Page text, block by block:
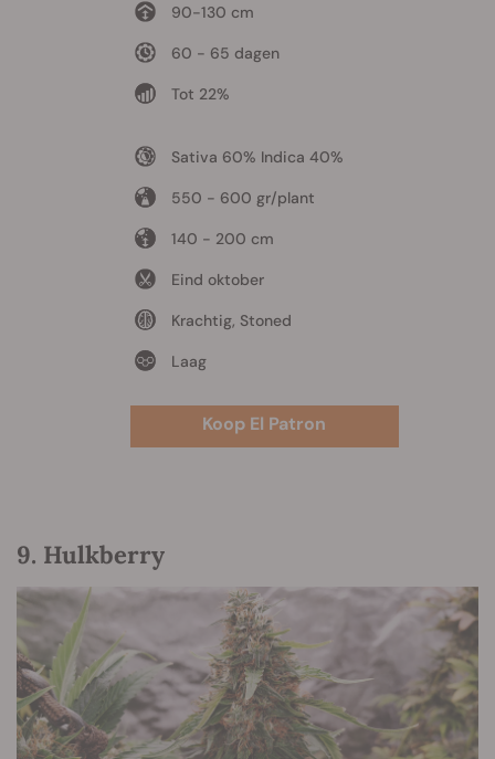
90-130 cm
60 - 65 dagen
Tot 22%
Sativa 60% Indica 40%
550 - 600 gr/plant
140 - 200 cm
Eind oktober
Krachtig, Stoned
Laag
Koop El Patron
9. Hulkberry